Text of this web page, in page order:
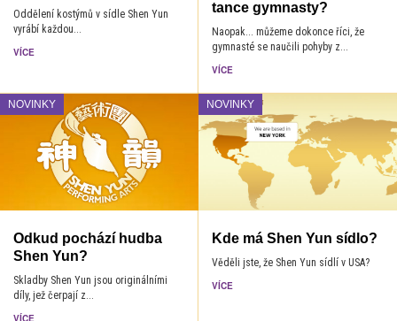
Oddělení kostýmů v sídle Shen Yun
vyrábí každou...
VÍCE
tance gymnasty?
Naopak... můžeme dokonce říci, že
gymnasté se naučili pohyby z...
VÍCE
NOVINKY
Odkud pochází hudba
Shen Yun?
Skladby Shen Yun jsou originálními
díly, jež čerpají z...
NOVINKY
Kde má Shen Yun sídlo?
Věděli jste, že Shen Yun sídlí v USA?
VÍCE